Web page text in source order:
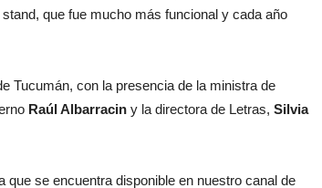
que fue mucho más funcional y cada año
Tucumán, con la presencia de la ministra de
Raúl Albarracin y la directora de Letras, Silvia
se encuentra disponible en nuestro canal de